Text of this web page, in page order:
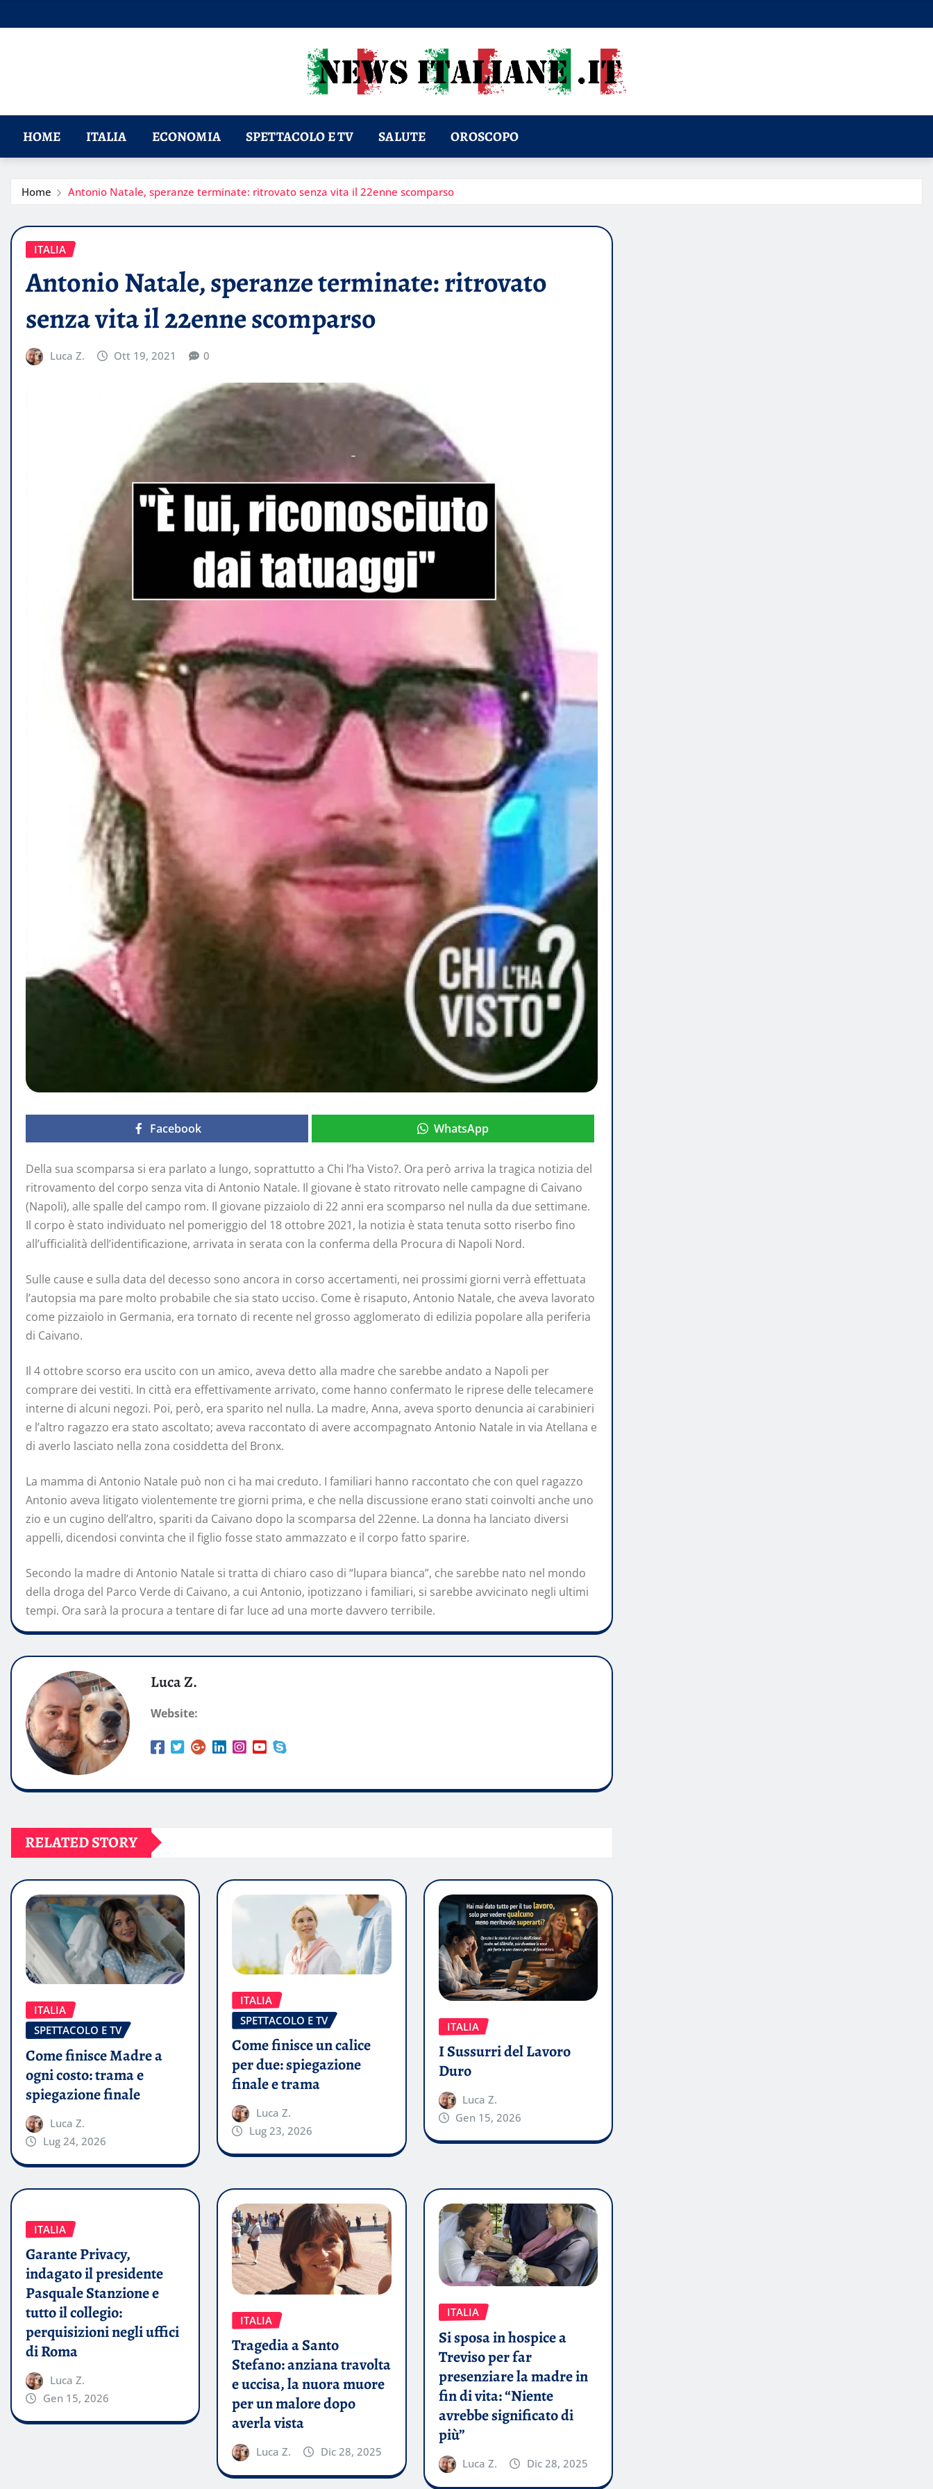
to
HOME ITALIA ECONOMIA SPETTACOLO E TV SALUTE OROSCOPO
Home Antonio Natale, speranze terminate: ritrovato senza vita il 22enne scomparso
ITALIA
Antonio Natale, speranze terminate: ritrovato
senza vita il 22enne scomparso
Luca Z. Ott 19, 2021 0
Facebook WhatsApp
Della sua scomparsa si era parlato a lungo, soprattutto a Chi l’ha Visto?. Ora però arriva la tragica notizia del
ritrovamento del corpo senza vita di Antonio Natale. Il giovane è stato ritrovato nelle campagne di Caivano
(Napoli), alle spalle del campo rom. Il giovane pizzaiolo di 22 anni era scomparso nel nulla da due settimane.
Il corpo è stato individuato nel pomeriggio del 18 ottobre 2021, la notizia è stata tenuta sotto riserbo fino
all’ufficialità dell’identificazione, arrivata in serata con la conferma della Procura di Napoli Nord.
Sulle cause e sulla data del decesso sono ancora in corso accertamenti, nei prossimi giorni verrà effettuata
l’autopsia ma pare molto probabile che sia stato ucciso. Come è risaputo, Antonio Natale, che aveva lavorato
come pizzaiolo in Germania, era tornato di recente nel grosso agglomerato di edilizia popolare alla periferia
di Caivano.
Il 4 ottobre scorso era uscito con un amico, aveva detto alla madre che sarebbe andato a Napoli per
comprare dei vestiti. In città era effettivamente arrivato, come hanno confermato le riprese delle telecamere
interne di alcuni negozi. Poi, però, era sparito nel nulla. La madre, Anna, aveva sporto denuncia ai carabinieri
e l’altro ragazzo era stato ascoltato; aveva raccontato di avere accompagnato Antonio Natale in via Atellana e
di averlo lasciato nella zona cosiddetta del Bronx.
La mamma di Antonio Natale può non ci ha mai creduto. I familiari hanno raccontato che con quel ragazzo
Antonio aveva litigato violentemente tre giorni prima, e che nella discussione erano stati coinvolti anche uno
zio e un cugino dell’altro, spariti da Caivano dopo la scomparsa del 22enne. La donna ha lanciato diversi
appelli, dicendosi convinta che il figlio fosse stato ammazzato e il corpo fatto sparire.
Secondo la madre di Antonio Natale si tratta di chiaro caso di “lupara bianca”, che sarebbe nato nel mondo
della droga del Parco Verde di Caivano, a cui Antonio, ipotizzano i familiari, si sarebbe avvicinato negli ultimi
tempi. Ora sarà la procura a tentare di far luce ad una morte davvero terribile.
Luca Z.
Website:
RELATED STORY
ITALIA
SPETTACOLO E TV
Come finisce Madre a
ogni costo: trama e
spiegazione finale
Luca Z.
Lug 24, 2026
ITALIA
SPETTACOLO E TV
Come finisce un calice
per due: spiegazione
finale e trama
Luca Z.
Lug 23, 2026
ITALIA
I Sussurri del Lavoro
Duro
Luca Z.
Gen 15, 2026
ITALIA
Garante Privacy,
indagato il presidente
Pasquale Stanzione e
tutto il collegio:
perquisizioni negli uffici
di Roma
Luca Z.
Gen 15, 2026
ITALIA
Tragedia a Santo
Stefano: anziana travolta
e uccisa, la nuora muore
per un malore dopo
averla vista
Luca Z. Dic 28, 2025
ITALIA
Si sposa in hospice a
Treviso per far
presenziare la madre in
fin di vita: “Niente
avrebbe significato di
più”
Luca Z. Dic 28, 2025